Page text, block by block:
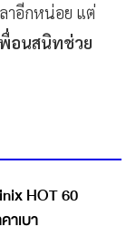
ลาอีกหน่อย แต่
พื่อนสนิทช่วย
HOT 60
าเบา